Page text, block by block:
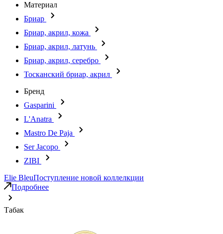
Материал
Бриар
Бриар, акрил, кожа
Бриар, акрил, латунь
Бриар, акрил, серебро
Тосканский бриар, акрил
Бренд
Gasparini
L'Anatra
Mastro De Paja
Ser Jacopo
ZIBI
Elie BleuПоступление новой коллелкции
Подробнее
Табак